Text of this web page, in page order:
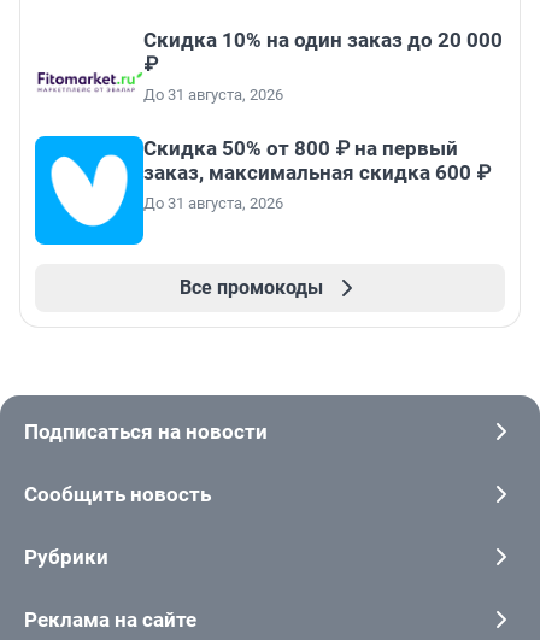
Скидка 10% на один заказ до 20 000
₽
До 31 августа, 2026
Скидка 50% от 800 ₽ на первый
заказ, максимальная скидка 600 ₽
До 31 августа, 2026
Все промокоды
Подписаться на новости
Сообщить новость
Рубрики
Реклама на сайте